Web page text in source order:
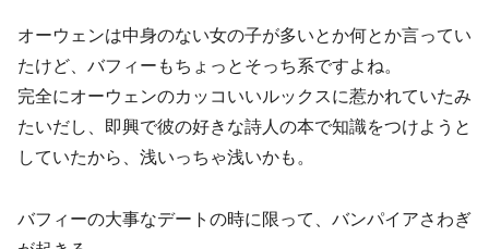
オーウェンは中身のない女の子が多いとか何とか言ってい
たけど、バフィーもちょっとそっち系ですよね。
完全にオーウェンのカッコいいルックスに惹かれていたみ
たいだし、即興で彼の好きな詩人の本で知識をつけようと
していたから、浅いっちゃ浅いかも。
バフィーの大事なデートの時に限って、バンパイアさわぎ